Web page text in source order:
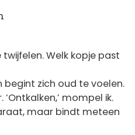
Welk kopje past
begint zich oud te voelen.
mompel ik.
maar bindt meteen